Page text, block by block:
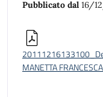
Pubblicato dal 16/
MANETTA